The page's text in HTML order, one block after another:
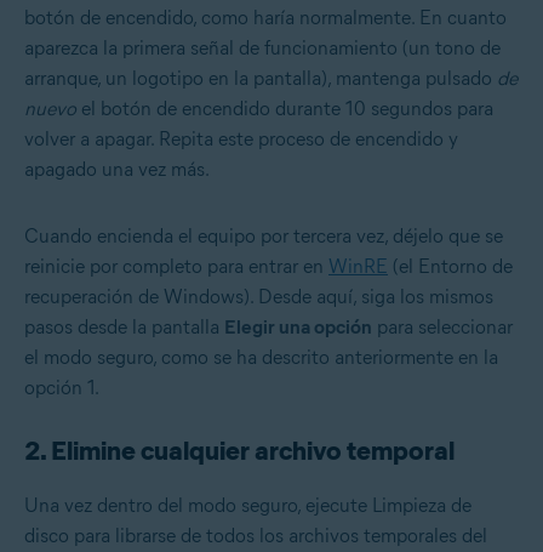
botón de encendido, como haría normalmente. En cuanto
aparezca la primera señal de funcionamiento (un tono de
arranque, un logotipo en la pantalla), mantenga pulsado de
nuevo el botón de encendido durante 10 segundos para
volver a apagar. Repita este proceso de encendido y
apagado una vez más.
Cuando encienda el equipo por tercera vez, déjelo que se
reinicie por completo para entrar en WinRE (el Entorno de
recuperación de Windows). Desde aquí, siga los mismos
pasos desde la pantalla Elegir una opción para seleccionar
el modo seguro, como se ha descrito anteriormente en la
opción 1.
2. Elimine cualquier archivo temporal
Una vez dentro del modo seguro, ejecute Limpieza de
disco para librarse de todos los archivos temporales del